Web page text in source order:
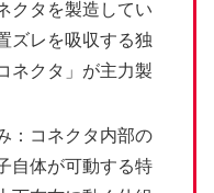
クタを製造してい
ズレを吸収する独
ネクタ」が主力製
：コネクタ内部の
自体が可動する特